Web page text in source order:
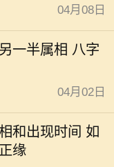
04月08日
一半属相 八字
04月02日
和出现时间 如
缘